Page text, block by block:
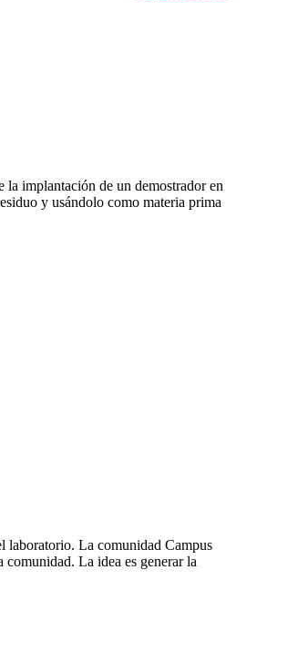
implantación de un demostrador en
y usándolo como materia prima
laboratorio. La comunidad Campus
La idea es generar la